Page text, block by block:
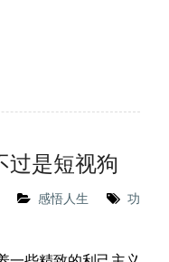
是短视狗
感悟人生
功